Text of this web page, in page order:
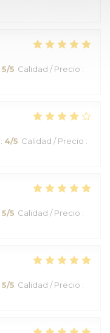
5/5 Calidad / Precio :
: 4/5 Calidad / Precio :
5/5 Calidad / Precio :
5/5 Calidad / Precio :